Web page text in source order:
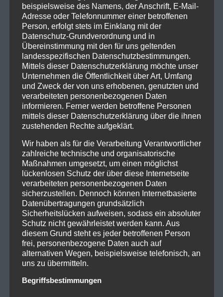
gut erkennen konnte, dass es draußen hell war.
Dadurch hatte es etwas mehr Animations- als
Konzertcharakter. Auch hätte die Halle etwas
gefüllter sein können. Aber das ist wohl dem
Standort geschuldet. Landshut – die verschlafenen
Stadt
Meinen größten Respekt übrigens an die Musiker!
Auf so vielen Ebenen… das live Pensum ist enorm (an
die 130 Auftritte in diesem Jahr), und es muss ihnen
wirklich extrem heiß sein in ihren Kostümen (die
Halle war auch noch gut geheizt). Und dann auch
noch einen solchen Spaß zu vermitteln, dass sogar
die ein oder anderen Eltern mittanzten – das ist
schon eine grandiose Leistung.
beispielsweise des Namens, der Anschrift, E-Mail-
Adresse oder Telefonnummer einer betroffenen
Person, erfolgt stets im Einklang mit der
Datenschutz-Grundverordnung und in
Übereinstimmung mit den für uns geltenden
landesspezifischen Datenschutzbestimmungen.
Mittels dieser Datenschutzerklärung möchte unser
Unternehmen die Öffentlichkeit über Art, Umfang
und Zweck der von uns erhobenen, genutzten und
verarbeiteten personenbezogenen Daten
informieren. Ferner werden betroffene Personen
mittels dieser Datenschutzerklärung über die ihnen
zustehenden Rechte aufgeklärt.
Wir haben als für die Verarbeitung Verantwortlicher
zahlreiche technische und organisatorische
Maßnahmen umgesetzt, um einen möglichst
lückenlosen Schutz der über diese Internetseite
verarbeiteten personenbezogenen Daten
sicherzustellen. Dennoch können Internetbasierte
Datenübertragungen grundsätzlich
Sicherheitslücken aufweisen, sodass ein absoluter
Schutz nicht gewährleistet werden kann. Aus
diesem Grund steht es jeder betroffenen Person
frei, personenbezogene Daten auch auf
alternativen Wegen, beispielsweise telefonisch, an
uns zu übermitteln.
Begriffsbestimmungen